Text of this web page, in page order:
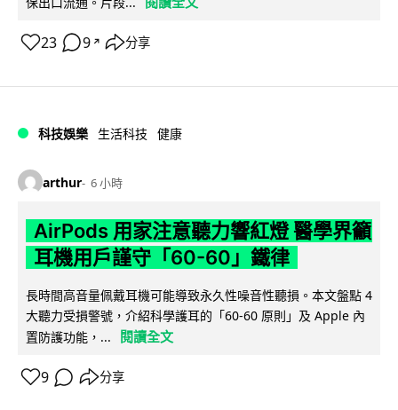
23 9 ↗ 分享
科技娛樂 生活科技 健康
arthur 6 小時
AirPods 用家注意聽力響紅燈 醫學界籲
耳機用戶謹守「60-60」鐵律
長時間高音量佩戴耳機可能導致永久性噪音性聽損。本文盤點 4
大聽力受損警號，介紹科學護耳的「60-60 原則」及 Apple 內
置防護功能，...
閱讀全文
9 分享